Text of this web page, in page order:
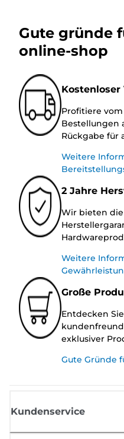
Gute gründe
online-shop
Kostenloser
Profitiere
Bestellungen
Rückgabe für
Weitere
2 Jahre
Wir bieten
Weitere
Große
Entdecken
exklusiver
Gute Gründe
Kundenservice